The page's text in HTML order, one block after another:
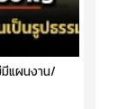
แผนงาน/